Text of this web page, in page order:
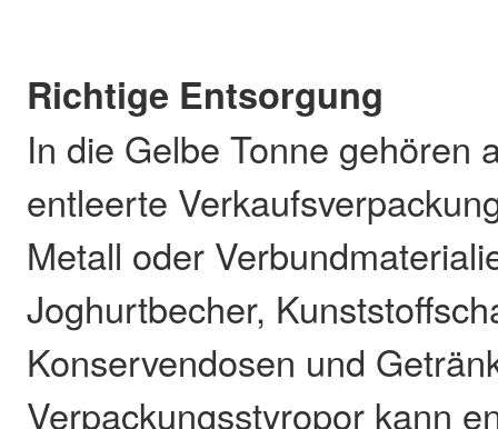
Richtige Entsorgung
In die Gelbe Tonne gehören
entleerte
Metall oder
Joghurtbecher,
Konservendosen und
Verpackungsstyropor kann